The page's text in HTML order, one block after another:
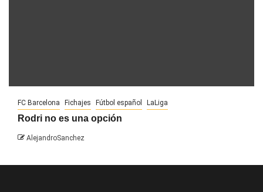
FC Barcelona Fichajes Fútbol español LaLiga
Rodri no es una opción
AlejandroSanchez